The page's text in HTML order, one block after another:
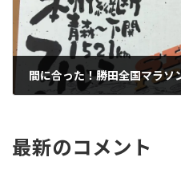
間に合った！勝田全国マラソ
最新のコメント